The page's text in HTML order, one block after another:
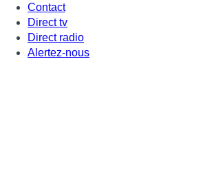
Contact
Direct tv
Direct radio
Alertez-nous